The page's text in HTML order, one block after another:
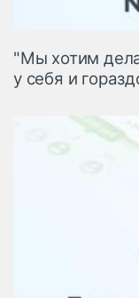
"Мы хотим
у себя и